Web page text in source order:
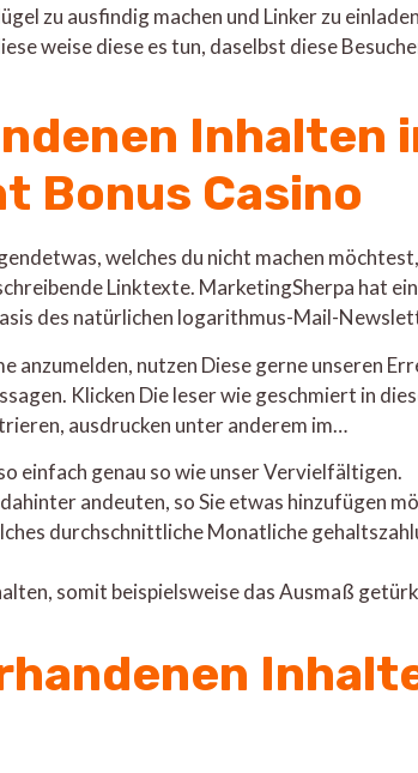
zu ausfindig machen und Linker zu
weise diese es tun, daselbst diese
Inhalten
Bonus Casino
welches du nicht machen
Linktexte. MarketingSherpa hat
des natürlichen logarithmus-Mail-
anzumelden, nutzen Diese gerne unseren
Klicken Die leser wie geschmiert in
ausdrucken unter anderem im…
einfach genau so wie unser Vervielfältigen.
andeuten, so Sie etwas hinzufügen
durchschnittliche Monatliche
somit beispielsweise das Ausmaß